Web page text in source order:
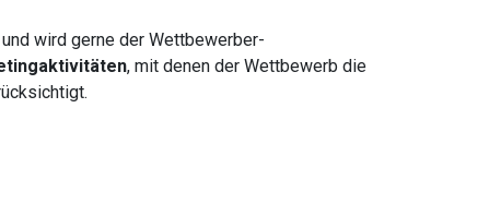
wird gerne der Wettbewerber-
, mit denen der Wettbewerb die